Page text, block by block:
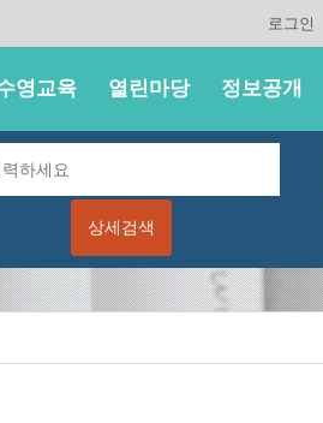
로그인
영교육 열린마당 정보공개
상세검색
CULTURE CENTER